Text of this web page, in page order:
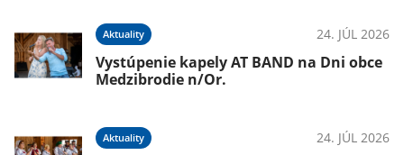
Aktuality 24. JÚL 2026
Vystúpenie kapely AT BAND na Dni obce
Medzibrodie n/Or.
Aktuality 24. JÚL 2026